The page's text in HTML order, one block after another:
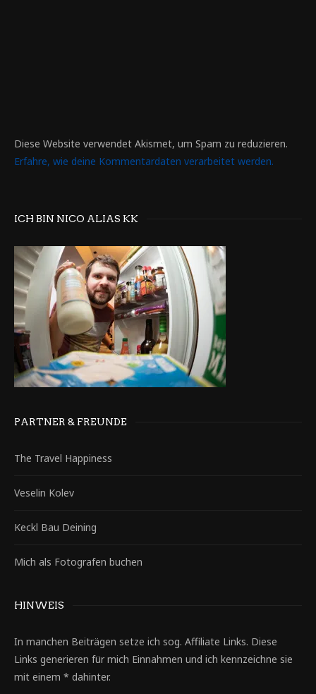
Diese Website verwendet Akismet, um Spam zu reduzieren.
Erfahre, wie deine Kommentardaten verarbeitet werden.
ICH BIN NICO ALIAS KK
PARTNER & FREUNDE
The Travel Happiness
Veselin Kolev
Keckl Bau Deining
Mich als Fotografen buchen
HINWEIS
In manchen Beiträgen setze ich sog. Affiliate Links. Diese
Links generieren für mich Einnahmen und ich kennzeichne sie
mit einem * dahinter.